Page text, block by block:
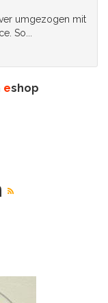
umgezogen mit
So...
eshop